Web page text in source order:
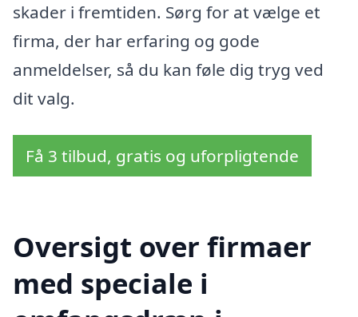
skader i fremtiden. Sørg for at vælge et
firma, der har erfaring og gode
anmeldelser, så du kan føle dig tryg ved
dit valg.
Få 3 tilbud, gratis og uforpligtende
Oversigt over firmaer
med speciale i